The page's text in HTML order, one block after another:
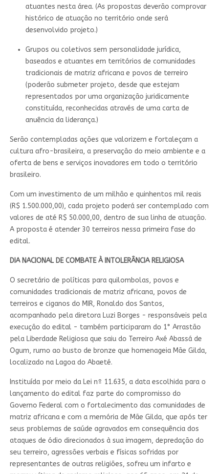
atuantes nesta área. (As propostas deverão comprovar
histórico de atuação no território onde será
desenvolvido projeto.)
Grupos ou coletivos sem personalidade jurídica,
baseados e atuantes em territórios de comunidades
tradicionais de matriz africana e povos de terreiro
(poderão submeter projeto, desde que estejam
representados por uma organização juridicamente
constituída, reconhecidas através de uma carta de
anuência da liderança.)
Serão contempladas ações que valorizem e fortaleçam a
cultura afro-brasileira, a preservação do meio ambiente e a
oferta de bens e serviços inovadores em todo o território
brasileiro.
Com um investimento de um milhão e quinhentos mil reais
(R$ 1.500.000,00), cada projeto poderá ser contemplado com
valores de até R$ 50.000,00, dentro de sua linha de atuação.
A proposta é atender 30 terreiros nessa primeira fase do
edital.
DIA NACIONAL DE COMBATE À INTOLERÂNCIA RELIGIOSA
O secretário de políticas para quilombolas, povos e
comunidades tradicionais de matriz africana, povos de
terreiros e ciganos do MIR, Ronaldo dos Santos,
acompanhado pela diretora Luzi Borges - responsáveis pela
execução do edital - também participaram do 1° Arrastão
pela Liberdade Religiosa que saiu do Terreiro Axé Abassá de
Ogum, rumo ao busto de bronze que homenageia Mãe Gilda,
localizado na Lagoa do Abaeté.
Instituída por meio da Lei nº 11.635, a data escolhida para o
lançamento do edital faz parte do compromisso do
Governo Federal com o fortalecimento das comunidades de
matriz africana e com a memória de Mãe Gilda, que após ter
seus problemas de saúde agravados em consequência dos
ataques de ódio direcionados à sua imagem, depredação do
seu terreiro, agressões verbais e físicas sofridas por
representantes de outras religiões, sofreu um infarto e